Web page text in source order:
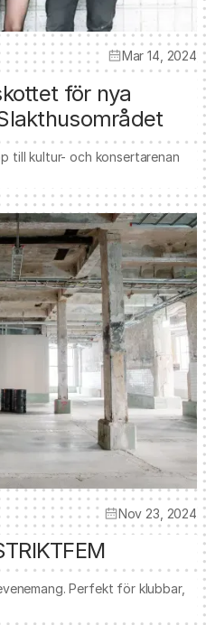
Mar 14, 2024
för nya
till kultur- och konsertarenan
Nov 23, 2024
Perfekt för klubbar,